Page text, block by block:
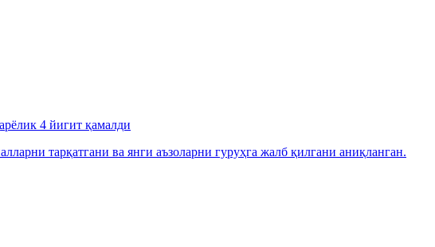
4 йигит қамалди
тарқатгани ва янги аъзоларни гуруҳга жалб қилгани аниқланган.